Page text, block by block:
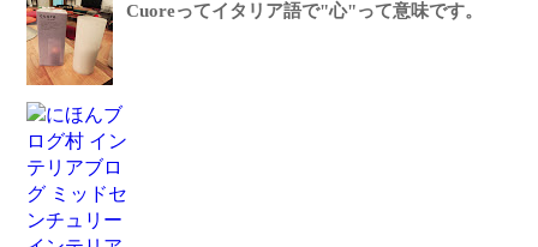
Cuoreってイタリア語で"心"って意味です。